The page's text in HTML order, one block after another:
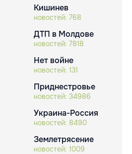
Кишинев
новостей: 768
ДТП в Молдове
новостей: 7818
Нет войне
новостей: 131
Приднестровье
новостей: 34986
Украина-Россия
новостей: 8490
Землетрясение
новостей: 1009